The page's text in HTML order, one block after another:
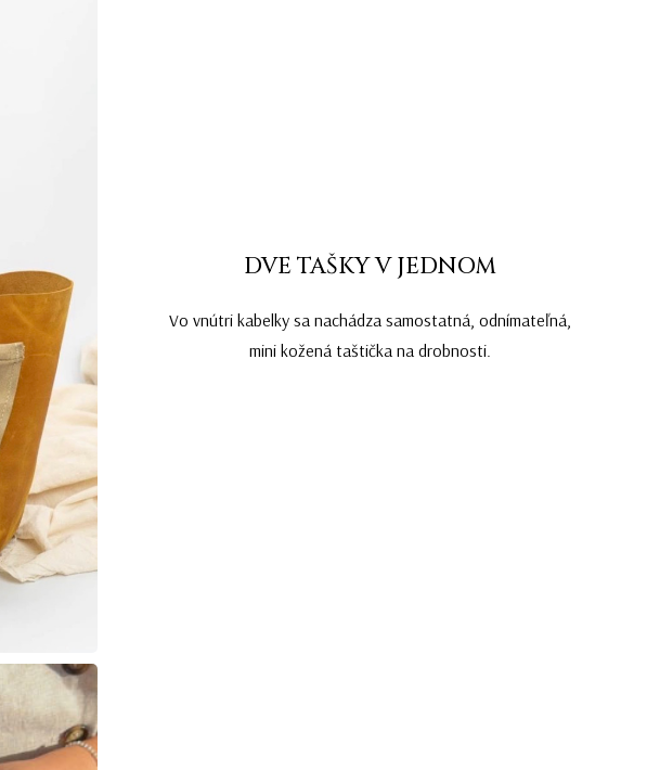
DVE TAŠKY V JEDNOM
Vo vnútri kabelky sa nachádza samostatná, odnímateľná,
mini kožená taštička na drobnosti.